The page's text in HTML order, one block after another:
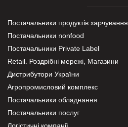
Постачальники продуктів харчування
Постачальники nonfood
Постачальники Private Label
Retail. Роздрібні мережі, Магазини
Дистрибутори України
Агропромисловий комплекс
Постачальники обладнання
Постачальники послуг
Логістичні компанії